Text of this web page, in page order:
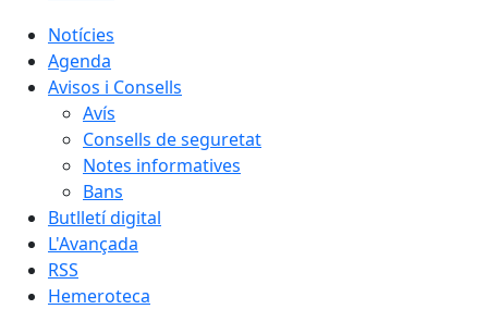
Notícies
Agenda
Avisos i Consells
Avís
Consells de seguretat
Notes informatives
Bans
Butlletí digital
L'Avançada
RSS
Hemeroteca